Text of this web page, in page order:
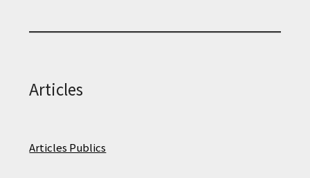
Articles
Articles Publics